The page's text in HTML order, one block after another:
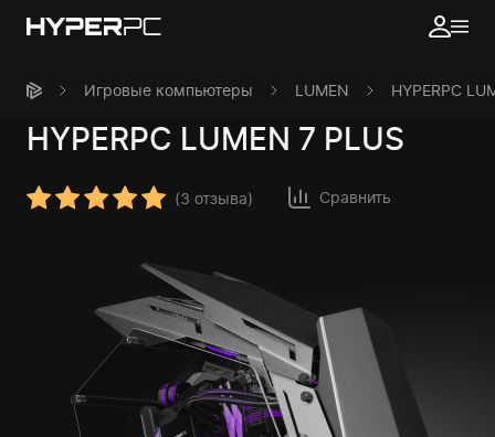
Игровые компьютеры LUMEN HYPERPC
HYPERPC LUMEN 7 PLUS
(3 отзыва) Сравнить